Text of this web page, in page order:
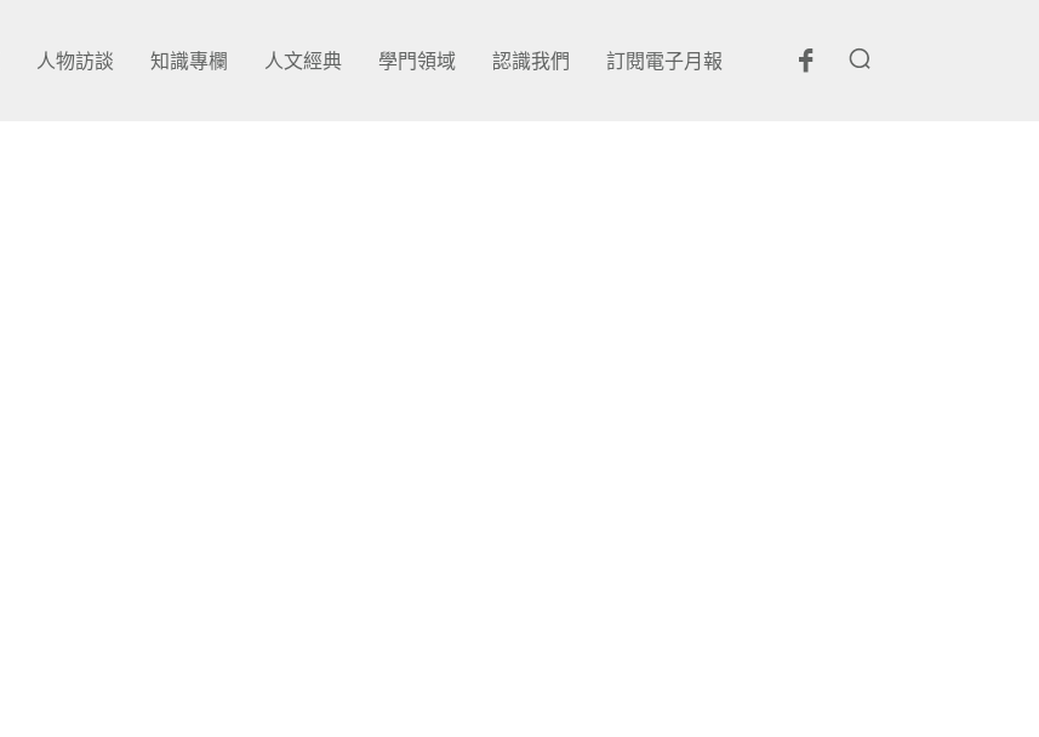
人物訪談 知識專欄 人文經典 學門領域 認識我們 訂閱電子月報